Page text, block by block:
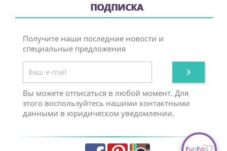
ПОДПИСКА
Получите наши последние новости и
специальные предложения

Вы можете отписаться в любой момент. Для
этого воспользуйтесь нашими контактными
данными в юридическом уведомлении.
FacebookPinterestInstagram